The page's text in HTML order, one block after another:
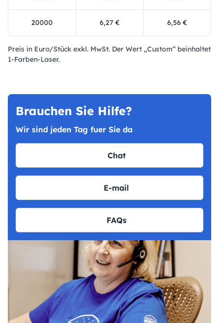
20000 6,27 € 6,56 €
Preis in Euro/Stück exkl. MwSt. Der Wert „Custom“ beinhaltet
1-Farben-Laser.
Brauchen Sie Hilfe?
Wir sind jeden Tag fuer Sie da
Chat
E-mail
FAQs